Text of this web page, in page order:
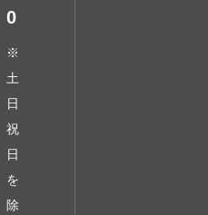
0
※
土
日
祝
日
を
除